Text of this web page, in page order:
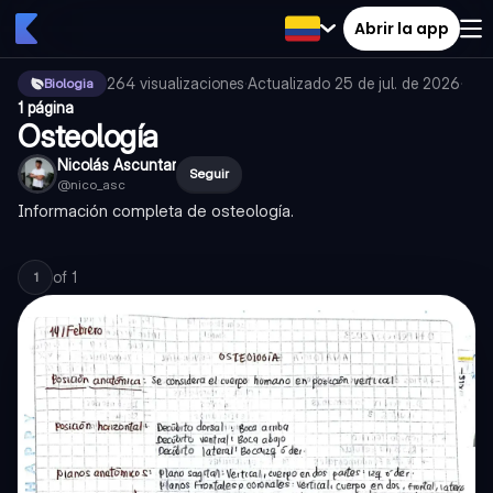
Abrir la app
Biologia 264 visualizaciones·Actualizado 25 de jul. de 2026·
1 página
Osteología
Nicolás Ascuntar
@nico_asc
Seguir
Información completa de osteología.
1 of 1